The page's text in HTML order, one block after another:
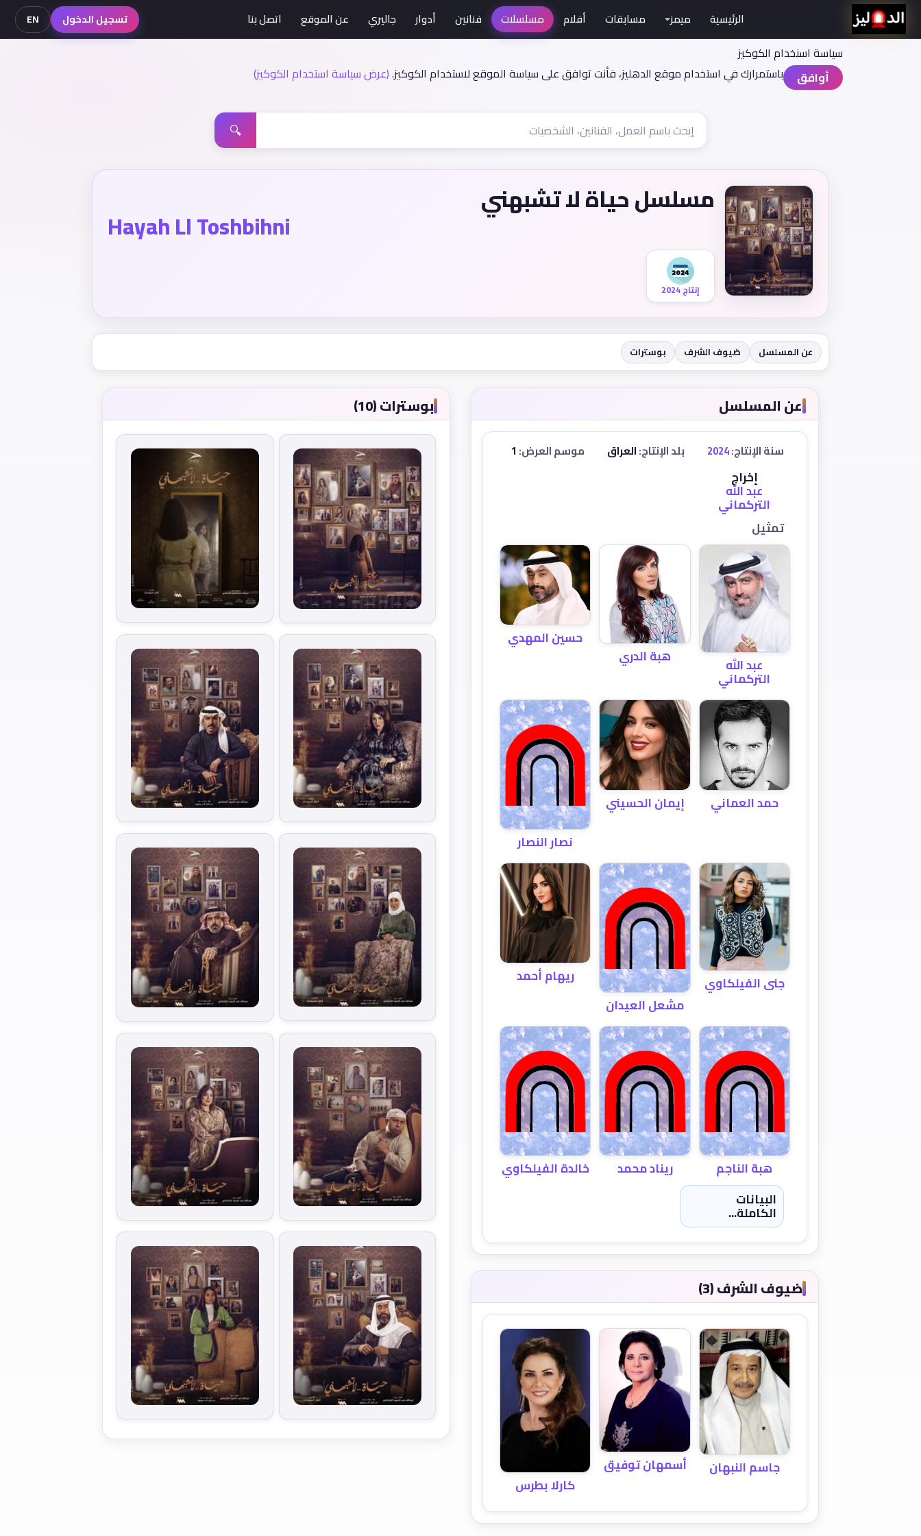
سياسة اسنخدام الكوكيز
أوافق
باستمرارك في استخدام موقع الدهليز، فأنت توافق على سياسة الموقع لاستخدام الكوكيز.(عرض سياسة استخدام الكوكيز)
الرئيسية ميمز مسابقات أفلام مسلسلات فنانين أدوار جاليري عن الموقع اتصل بنا تسجيل الدخول EN
🔍
مسلسل حياة لا تشبهني
Hayah Ll Toshbihni
إنتاج 2024
عن المسلسل ضيوف الشرف بوسترات
عن المسلسل
سنة الإنتاج:2024 بلد الإنتاج:العراق موسم العرض:
إخراج
عبد الله
التركماني
تمثيل
عبد الله
التركماني
هبة الدري
حسين المهدي
حمد العماني
إيمان الحسيني
نصار النصار
جنى الفيلكاوي
مشعل العيدان
ريهام أحمد
هبة الناجم ريناد محمد
خالدة الفيلكاوي
البيانات
الكاملة...
ضيوف الشرف (3)
جاسم النبهان
أسمهان توفيق
كارلا بطرس
بوسترات (10)